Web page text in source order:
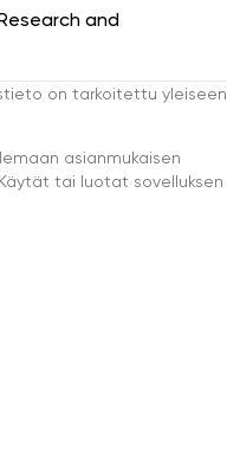
and
on tarkoitettu yleiseen
asianmukaisen
tai luotat sovelluksen